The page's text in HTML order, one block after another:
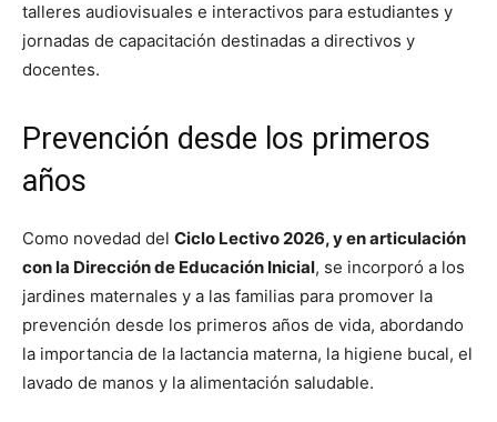
talleres audiovisuales e interactivos para estudiantes y
jornadas de capacitación destinadas a directivos y
docentes.
Prevención desde los primeros
años
Como novedad del Ciclo Lectivo 2026, y en articulación
con la Dirección de Educación Inicial, se incorporó a los
jardines maternales y a las familias para promover la
prevención desde los primeros años de vida, abordando
la importancia de la lactancia materna, la higiene bucal, el
lavado de manos y la alimentación saludable.